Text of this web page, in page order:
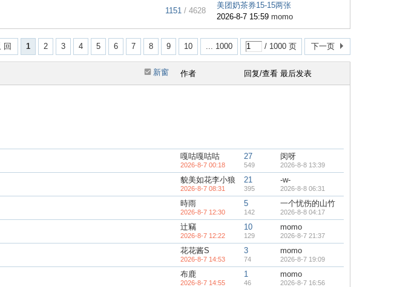
1151 / 4628
美团奶茶券15-15两张
2026-8-7 15:59 momo
1 2 3 4 5 6 7 8 9 10 ... 1000 / 1000 页 下一页
回
新窗 作者 回复/查看 最后发表
嘎咕嘎咕咕
2026-8-7 00:18
27
549
闵呀
2026-8-8 13:39
貌美如花李小狼
2026-8-7 08:31
21
395
-w-
2026-8-8 06:31
時雨
2026-8-7 12:30
5
142
一个忧伤的山竹
2026-8-8 04:17
辻竊
2026-8-7 12:22
10
129
momo
2026-8-7 21:37
花花酱S
2026-8-7 14:53
3
74
momo
2026-8-7 19:09
布鹿
2026-8-7 14:55
1
46
momo
2026-8-7 16:56